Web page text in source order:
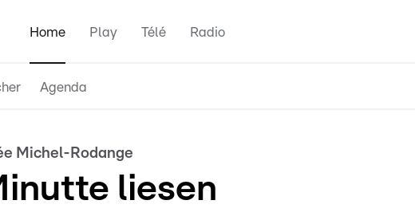
Home Play Télé Radio
Agenda
Michel-Rodange
liesen